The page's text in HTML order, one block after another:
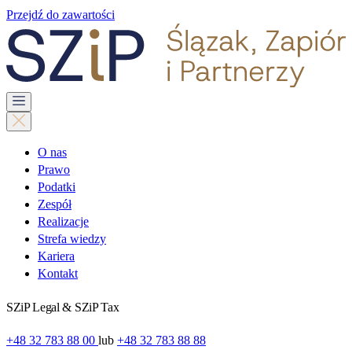
Przejdź do zawartości
O nas
Prawo
Podatki
Zespół
Realizacje
Strefa wiedzy
Kariera
Kontakt
SZiP Legal & SZiP Tax
+48 32 783 88 00 lub +48 32 783 88 88